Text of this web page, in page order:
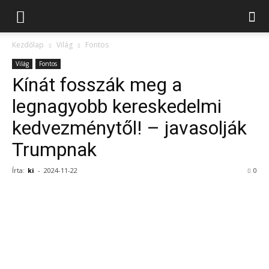
Kezdőlap Világ Fontos
Világ Fontos
Kínát fosszák meg a
legnagyobb kereskedelmi
kedvezménytől! – javasolják
Trumpnak
Írta: ki - 2024-11-22 0